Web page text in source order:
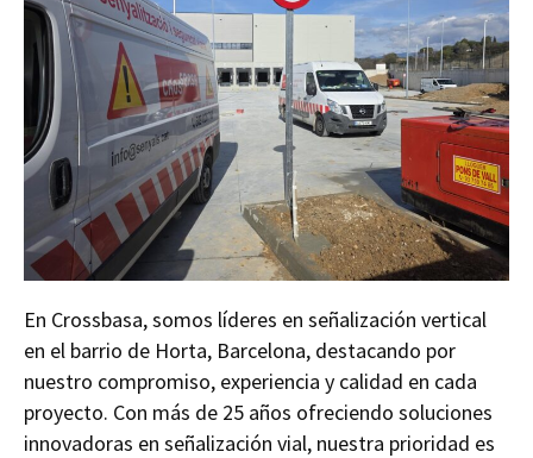
En Crossbasa, somos líderes en señalización vertical
en el barrio de Horta, Barcelona, destacando por
nuestro compromiso, experiencia y calidad en cada
proyecto. Con más de 25 años ofreciendo soluciones
innovadoras en señalización vial, nuestra prioridad es